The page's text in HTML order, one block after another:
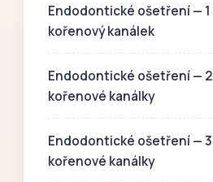
Endodontické ošetření — 1
kořenový kanálek
Endodontické ošetření — 2
kořenové kanálky
Endodontické ošetření — 3
kořenové kanálky